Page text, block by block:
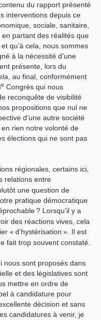
du rapport présenté
interventions depuis ce
sociale, sanitaire,
en partant des réalités que
qu’à cela, nous sommes
à la nécessité d’une
présente, lors du
au final, conformément
e Congrès qui nous
reconquête de visibilité
propositions que nul ne
d’une autre société
rien notre volonté de
élections qui ne sont pas
régionales, certains ici,
relations entre
une question de
pratique démocratique
? Lorsqu’il y a
des réactions vives, cela
« d’hystérisation ». Il est
fait trop souvent constaté.
nous sont proposés dans
et des législatives sont
mettre en ordre de
à candidature pour
décision et sans
candidatures à venir, je